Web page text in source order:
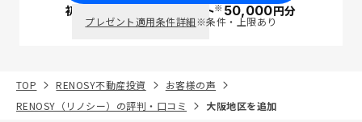
初回面談で ポイント※50,000円分
プレゼント適用条件詳細※条件・上限あり
TOP RENOSY不動産投資
お客様の声
RENOSY（リノシー）の評判・口コミ
大阪地区を追加